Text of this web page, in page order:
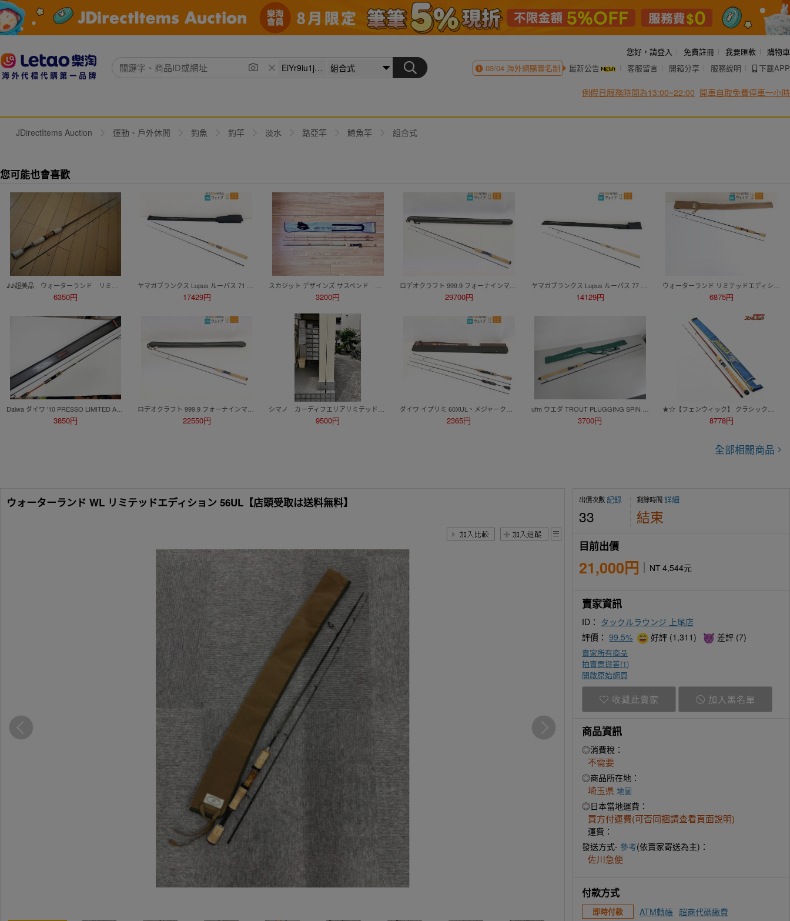
您好， 請登入 免費註冊 我要匯款
購物車
03/04海外網購實名制 最新公告 客服留言 開箱分享 服務說明 下載APP
例假日服務時間為13:00~22:00 開車自取免費停車一小時
JDirectItems Auction 運動、戶外休閒 釣魚 釣竿 淡水 路亞竿 鱒魚竿 組合式
您可能也會喜歡
6350円 17429円 3200円 29700円 14129円 6875円
3850円 22550円 9500円 2365円 3700円 8778円
全部相關商品
ウォーターランド WL リミテッドエディション 56UL【店頭受取は送料無料】 出價次數記錄
33
剩餘時間詳細
結束
目前出價
21,000円 NT 4,544元
賣家資訊
ID： タックルラウンジ 上尾店
評價：99.5% 好評 (1,311) 差評 (7)
賣家所有商品
拍賣問與答(1)
開啟原始網頁
收藏此賣家 加入黑名單
商品資訊
◎消費稅：
不需要
◎商品所在地：
埼玉県 地圖
◎日本當地運費：
買方付運費(可否同捆請查看頁面說明)
運費：
發送方式- 參考(依賣家寄送為主)：
佐川急便
付款方式
即時付款 ATM轉帳 超商代碼繳費